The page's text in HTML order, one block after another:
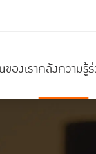
ของเราคลังความรู้